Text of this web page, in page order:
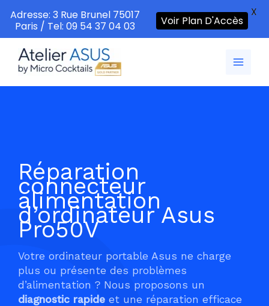
contenu
Réparation
connecteur
alimentation
d’ordinateur Asus
Pro50V
Votre ordinateur portable Asus ne charge
plus ou présente des problèmes
d’alimentation ? Nous proposons un
diagnostic rapide et une réparation efficace
Adresse: 3 Rue Brunel 75017
Paris / Tel: 09 54 37 04 03
Voir Plan D'Accès
X